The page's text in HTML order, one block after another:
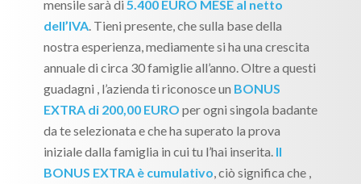
mensile sarà di 5.400 EURO MESE al netto
dell’IVA. Tieni presente, che sulla base della
nostra esperienza, mediamente si ha una crescita
annuale di circa 30 famiglie all’anno. Oltre a questi
guadagni , l’azienda ti riconosce un BONUS
EXTRA di 200,00 EURO per ogni singola badante
da te selezionata e che ha superato la prova
iniziale dalla famiglia in cui tu l’hai inserita. Il
BONUS EXTRA è cumulativo , ciò significa che ,